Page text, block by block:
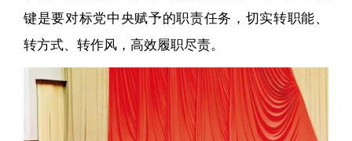
键是要对标党中央赋予的职责任务，切实转职能、
转方式、转作风，高效履职尽责。